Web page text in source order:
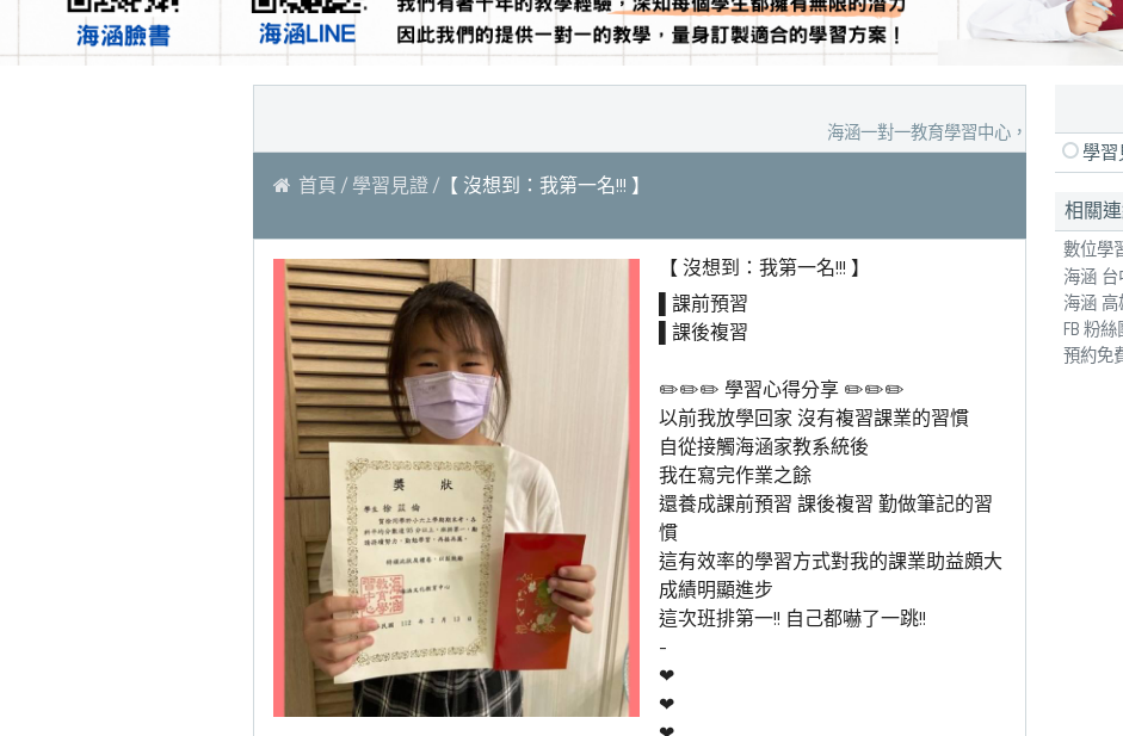
學習
相關
數位學
海涵 台
海涵 高
FB 粉絲
預約免
海涵一對一教育學習中心，預約家教試
首頁 學習見證 【 沒想到：我第一名!!! 】
【 沒想到：我第一名!!! 】
▌課前預習
▌課後複習
✏️✏️✏️ 學習心得分享 ✏️✏️✏️
以前我放學回家 沒有複習課業的習慣
自從接觸海涵家教系統後
我在寫完作業之餘
還養成課前預習 課後複習 勤做筆記的習
慣
這有效率的學習方式對我的課業助益頗大
成績明顯進步
這次班排第一!! 自己都嚇了一跳!!
-
❤
❤